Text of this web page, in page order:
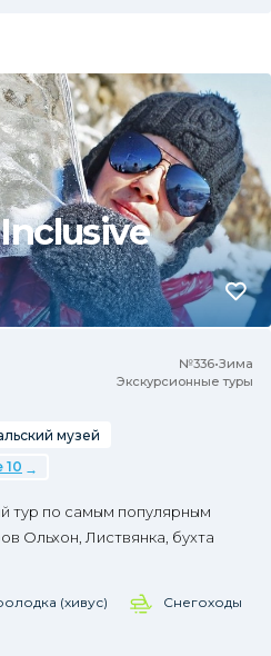
№336•Зима
Экскурсионные туры
музей
10
тур по самым популярным
Ольхон, Листвянка, бухта
(хивус) Снегоходы